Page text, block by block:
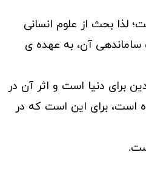
لذا بحث از علوم انسانی
آن، به عهده ی
برای دنیا است و اثر آن در
است، برای این است که در